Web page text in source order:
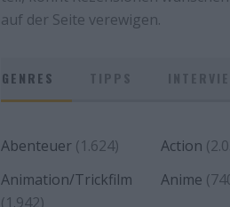
auf der Seite verewigen.
GENRES
Abenteuer (1.624) Action
Animation/Trickfilm
(1.942)
Anime